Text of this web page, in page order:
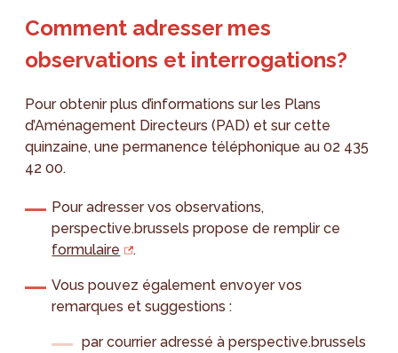
Comment adresser mes
observations et interrogations?
Pour obtenir plus d’informations sur les Plans
d’Aménagement Directeurs (PAD) et sur cette
quinzaine, une permanence téléphonique au 02 435
42 00.
Pour adresser vos observations,
perspective.brussels propose de remplir ce
formulaire
.
Vous pouvez également envoyer vos
remarques et suggestions :
par courrier adressé à perspective.brussels